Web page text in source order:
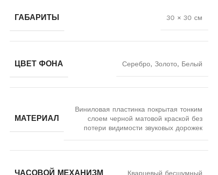
ГАБАРИТЫ 30 × 30 см
ЦВЕТ ФОНА Серебро, Золото, Белый
МАТЕРИАЛ
Виниловая пластинка покрытая тонким
слоем черной матовой краской без
потери видимости звуковых дорожек
ЧАСОВОЙ МЕХАНИЗМ Кварцевый бесшумный